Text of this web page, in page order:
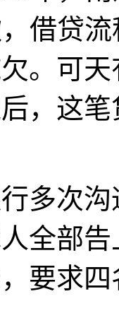
借贷
。可
，这
多次
全部
要求